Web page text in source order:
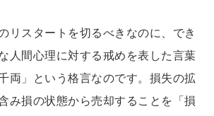
リスタートを切るべきなのに、でき
間心理に対する戒めを表した言葉
両」という格言なのです。損失の拡
み損の状態から売却することを「損